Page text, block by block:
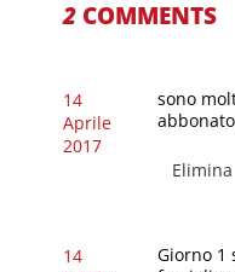
2 COMMENTS
14
Aprile
2017
sono
Elimina
14
Giorno 1